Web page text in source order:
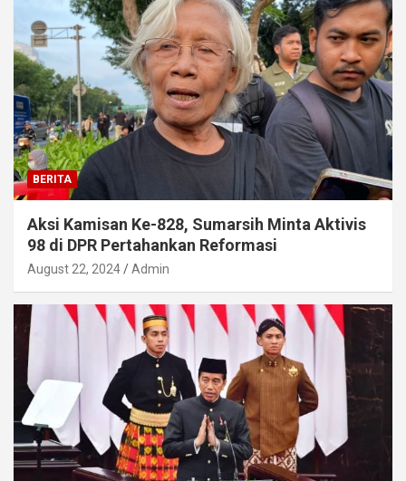
BERITA
Aksi Kamisan Ke-828, Sumarsih Minta Aktivis
98 di DPR Pertahankan Reformasi
August 22, 2024 Admin